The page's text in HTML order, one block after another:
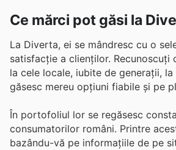
Ce mărci pot găsi la
La Diverta, ei se mândresc cu o
satisfacție a clienților.
la cele locale, iubite de generații,
găsesc mereu opțiuni fiabile și pe
În portofoliul lor se regăsesc
consumatorilor români. Printre
bazându-vă pe informațiile de pe